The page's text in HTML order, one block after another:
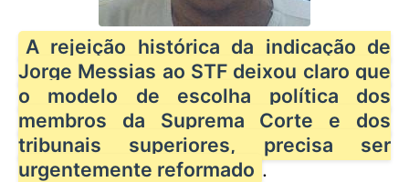
A rejeição histórica da indicação de
Jorge Messias ao STF deixou claro que
o modelo de escolha política dos
membros da Suprema Corte e dos
tribunais superiores, precisa ser
urgentemente reformado .